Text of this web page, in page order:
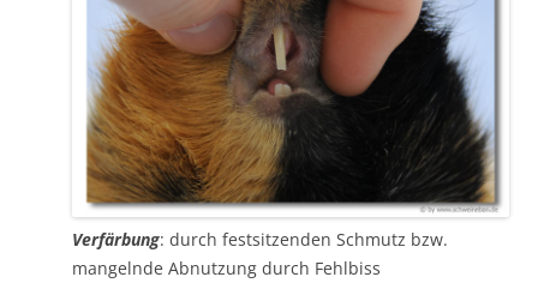
Verfärbung: durch festsitzenden Schmutz bzw.
mangelnde Abnutzung durch Fehlbiss